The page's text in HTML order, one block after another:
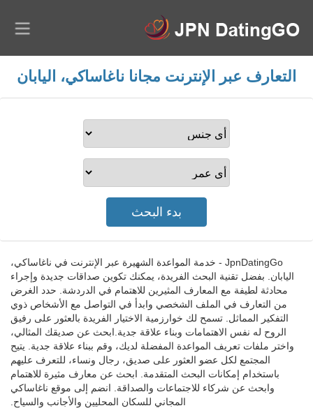
التعارف عبر الإنترنت مجانا ناغاساكي، اليابان
JpnDatingGo - خدمة المواعدة الشهيرة عبر الإنترنت في ناغاساكي،
اليابان. بفضل تقنية البحث الفريدة، يمكنك تكوين صداقات جديدة وإجراء
محادثة لطيفة مع المعارف المثيرين للاهتمام في الدردشة. حدد الغرض
من التعارف في الملف الشخصي وابدأ في التواصل مع الأشخاص ذوي
التفكير المماثل. تسمح لك خوارزمية الاختيار الفريدة بالعثور على رفيق
الروح له نفس الاهتمامات وبناء علاقة جدية.ابحث عن صديقك المثالي،
واختر ملفات تعريف المواعدة المفضلة لديك، وقم ببناء علاقة جدية. يتيح
المجتمع لكل عضو العثور على صديق، رجال ونساء، للتعرف عليهم
باستخدام إمكانات البحث المتقدمة. ابحث عن معارف مثيرة للاهتمام
وابحث عن شركاء للاجتماعات والصداقة. انضم إلى موقع ناغاساكي
المجاني للسكان المحليين والأجانب والسياح.